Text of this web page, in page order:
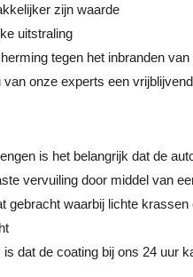
zijn waarde
uitstraling
tegen het inbranden
onze experts een
is het belangrijk dat de
vervuiling door middel van
gebracht waarbij lichte
dat de coating bij ons 24 uur